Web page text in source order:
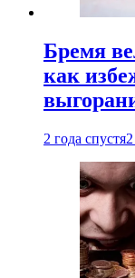
Бремя
как
2 года спустя